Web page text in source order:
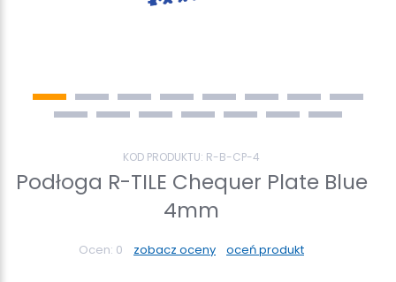
KOD PRODUKTU: R-B-CP-4
Podłoga R-TILE Chequer Plate Blue
4mm
Ocen: 0 zobacz oceny oceń produkt